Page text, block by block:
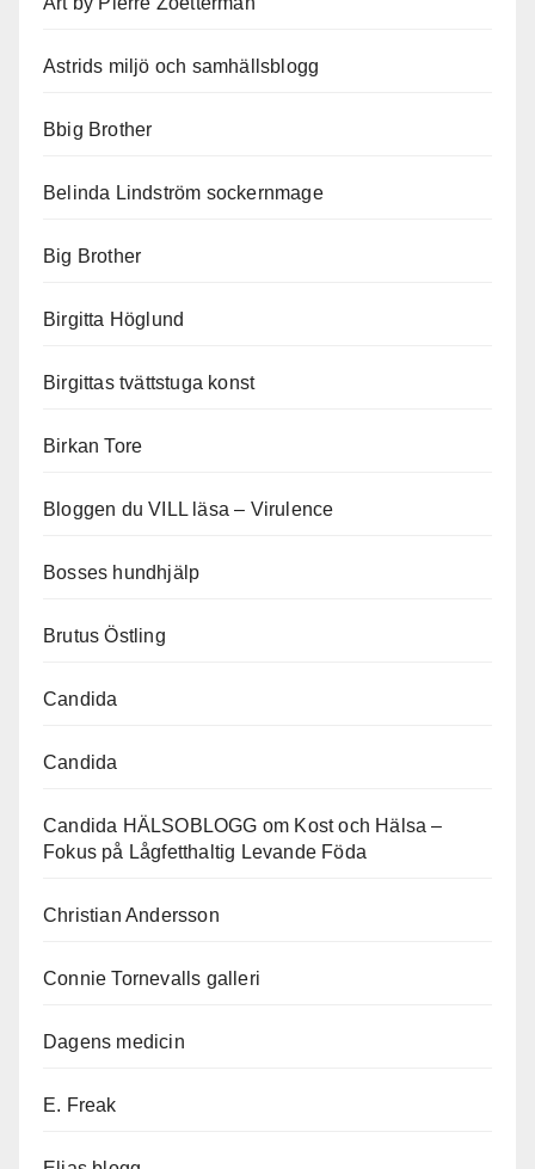
Astrids miljö och samhällsblogg
Bbig Brother
Belinda Lindström sockernmage
Big Brother
Birgitta Höglund
Birgittas tvättstuga konst
Birkan Tore
Bloggen du VILL läsa – Virulence
Bosses hundhjälp
Brutus Östling
Candida
Candida
Candida HÄLSOBLOGG om Kost och Hälsa –
Fokus på Lågfetthaltig Levande Föda
Christian Andersson
Connie Tornevalls galleri
Dagens medicin
E. Freak